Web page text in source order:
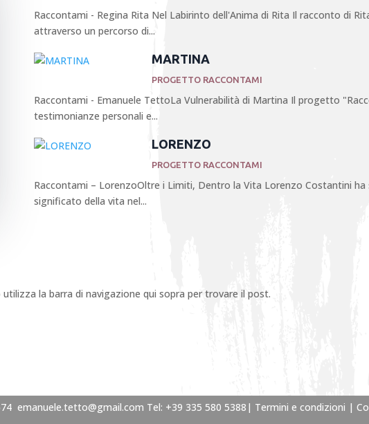
Raccontami - Regina Rita Nel Labirinto dell'Anima di Rita Il racconto di
attraverso un percorso di...
MARTINA
PROGETTO RACCONTAMI
Raccontami - Emanuele TettoLa Vulnerabilità di Martina Il progetto
testimonianze personali e...
LORENZO
PROGETTO RACCONTAMI
Raccontami – LorenzoOltre i Limiti, Dentro la Vita Lorenzo Costantini ha
significato della vita nel...
la barra di navigazione qui sopra per trovare il post.
emanuele.tetto@gmail.com Tel: +39 335 580 5388 | Termini e condizioni |